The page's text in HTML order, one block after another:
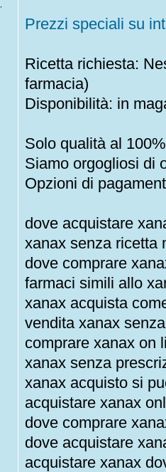
Prezzi speciali su
Ricetta richiesta:
farmacia)
Disponibilità: in
Solo qualità al 100%
Siamo orgogliosi di
Opzioni di
dove acquistare
xanax senza ricetta
dove comprare
farmaci simili allo
xanax acquista
vendita xanax
comprare xanax on
xanax senza
xanax acquisto si
acquistare xanax
dove comprare
dove acquistare
acquistare xanax